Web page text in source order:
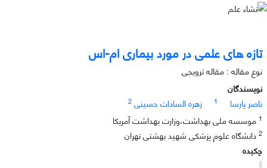
تازه های علمی در مورد بیماری ام-اس
نوع مقاله : مقاله ترویجی
نویسندگان
ناصر پارسا
1 زهره السادات حسینی 2
1 موسسه ملی بهداشت،وزارت بهداشت آمریکا
2 دانشگاه علوم پزشکی شهید بهشتی تهران
چکیده